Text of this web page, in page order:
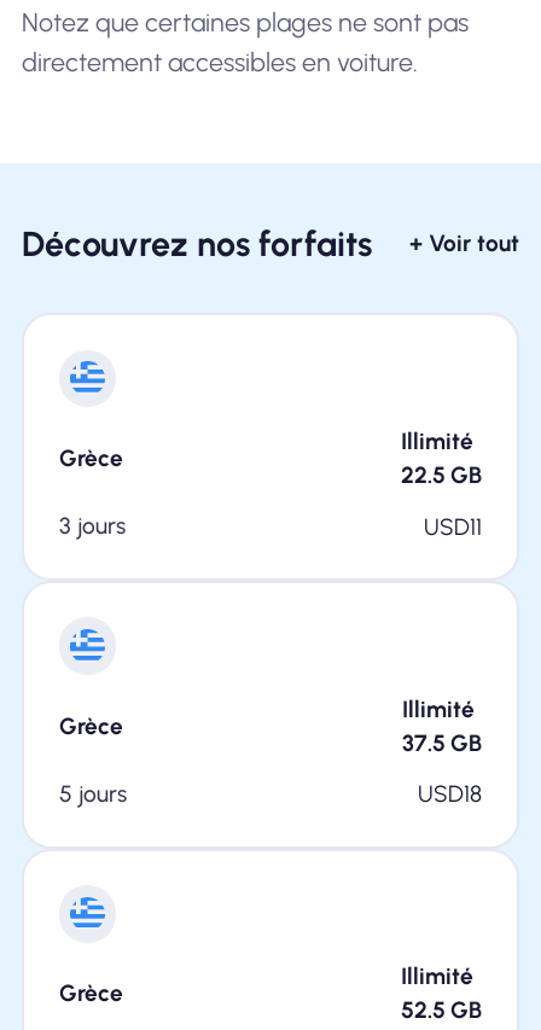
Notez que certaines plages ne sont pas
directement accessibles en voiture.
Découvrez nos forfaits + Voir tout
Grèce
Illimité
22.5 GB
3 jours
USD11
Grèce
Illimité
37.5 GB
5 jours
USD18
Grèce
Illimité
52.5 GB